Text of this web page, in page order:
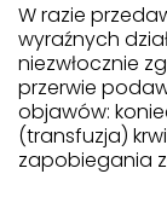
W razie
wyraźnych
niezwłocznie
przerwie
objawów:
(transfuzja)
zapobiegania